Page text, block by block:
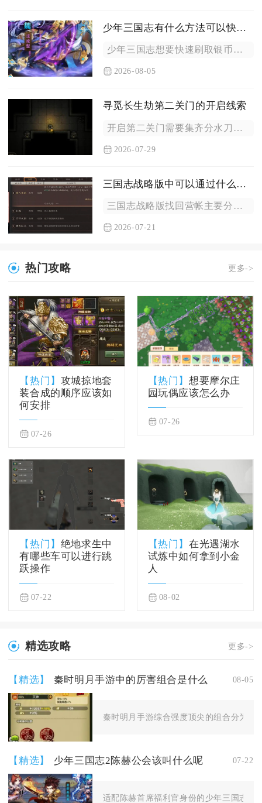
少年三国志有什么方法可以快速刷取银币
少年三国志想要快速刷取银币，核心思路是优先清高额固定产出玩法...
2026-08-05
寻觅长生劫第二关门的开启线索
开启第二关门需要集齐分水刀、古印两件核心道具，同时完成司天盘...
2026-07-29
三国志战略版中可以通过什么方法找回营帐
三国志战略版找回营帐主要分为战乱等待恢复、地块重连重建营帐、...
2026-07-21
热门攻略 更多->
【热门】 攻城掠地套
装合成的顺序应该如
何安排
07-26
【热门】想要摩尔庄
园玩偶应该怎么办
07-26
【热门】 绝地求生中
有哪些车可以进行跳
跃操作
07-22
【热门】在光遇湖水
试炼中如何拿到小金
人
08-02
精选攻略 更多->
【精选】 秦时明月手游中的厉害组合是什么 08-05
秦时明月手游综合强度顶尖的组合分为阴
【精选】 少年三国志2陈赫公会该叫什么呢 07-22
适配陈赫首席福利官身份的少年三国志2